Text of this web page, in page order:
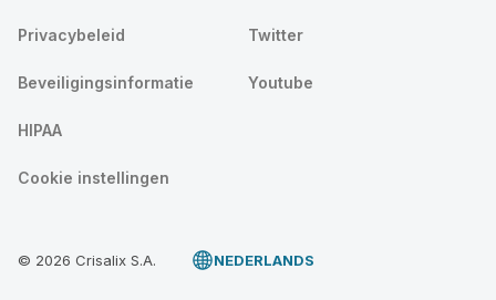
Privacybeleid
Beveiligingsinformatie
HIPAA
Cookie instellingen
Twitter
Youtube
© 2026 Crisalix S.A. NEDERLANDS